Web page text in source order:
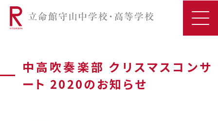
中高吹奏楽部 クリスマスコンサ
ート 2020のお知らせ